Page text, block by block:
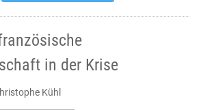
in der Krise
Kühl